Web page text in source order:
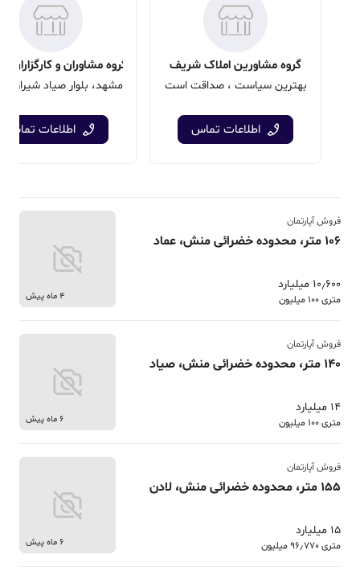
گروه مشاورین املاک شریف
بهترین سیاست ، صداقت است
اطلاعات تماس
گروه مشاوران و کارگزاران
اطلاعات تماس
فروش آپارتمان
106 متر، محدوده خضرائی منش، عماد
10٫600 میلیارد
متری 100 میلیون 4 ماه پیش
فروش آپارتمان
140 متر، محدوده خضرائی منش، صیاد
14 میلیارد
متری 100 میلیون 6 ماه پیش
فروش آپارتمان
155 متر، محدوده خضرائی منش، لادن
15 میلیارد
متری 96٫770 میلیون 6 ماه پیش